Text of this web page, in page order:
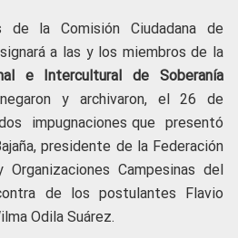
la Comisión Ciudadana de
a las y los miembros de la
e Intercultural de Soberanía
negaron y archivaron, el 26 de
impugnaciones que presentó
presidente de la Federación
Campesinas del
de los postulantes Flavio
Odila Suárez.